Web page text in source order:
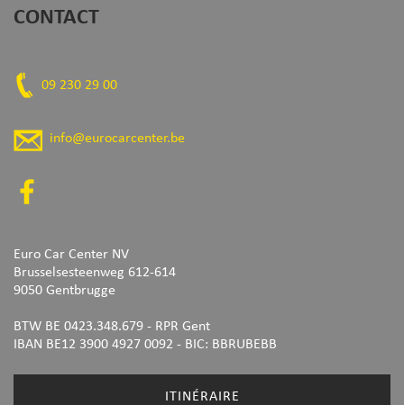
CONTACT
09 230 29 00
info@eurocarcenter.be
Euro Car Center NV
Brusselsesteenweg 612-614
9050 Gentbrugge
BTW BE 0423.348.679 - RPR Gent
IBAN BE12 3900 4927 0092 - BIC: BBRUBEBB
ITINÉRAIRE